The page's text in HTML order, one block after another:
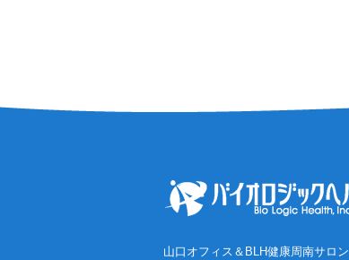
山口オフィス＆BLH健康周南サロン